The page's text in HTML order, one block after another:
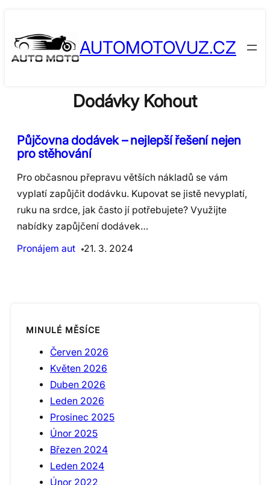
content
AUTOMOTOVUZ.CZ
Dodávky Kohout
Půjčovna dodávek – nejlepší řešení nejen
pro stěhování
Pro občasnou přepravu větších nákladů se vám
vyplatí zapůjčit dodávku. Kupovat se jistě nevyplatí,
ruku na srdce, jak často jí potřebujete? Využijte
nabídky zapůjčení dodávek…
Pronájem aut
21. 3. 2024
MINULÉ MĚSÍCE
Červen 2026
Květen 2026
Duben 2026
Leden 2026
Prosinec 2025
Únor 2025
Březen 2024
Leden 2024
Únor 2022